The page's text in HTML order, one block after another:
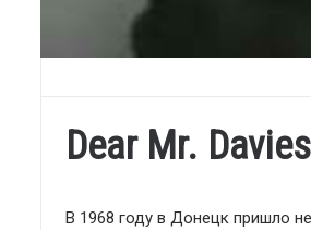
Dear Mr.
В 1968 году в Донецк пришло